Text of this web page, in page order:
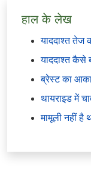
हाल के लेख
याददाश्त तेज
याददाश्त कैसे
ब्रेस्ट का
थायराइड में
मामूली नहीं है